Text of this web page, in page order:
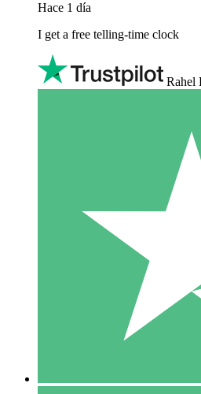
Hace 1 día
I get a free telling-time clock
Rahel